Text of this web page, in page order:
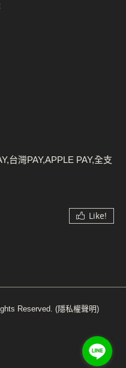
台灣PAY,APPLE PAY,全支
Like!
Reserved. (隱私權聲明)